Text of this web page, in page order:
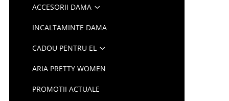
ACCESORII DAMA
INCALTAMINTE DAMA
CADOU PENTRU EL
ARIA PRETTY WOMEN
PROMOTII ACTUALE